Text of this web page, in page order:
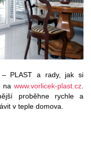
– PLAST a rady, jak si
na www.vorlicek-plast.cz
proběhne rychle a
v teple domova.